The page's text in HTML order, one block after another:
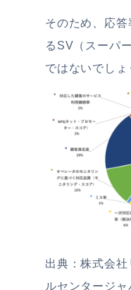
そのため、応
るSV（スーパ
ではないでしょ
出典：株式会
ルセンタージャ